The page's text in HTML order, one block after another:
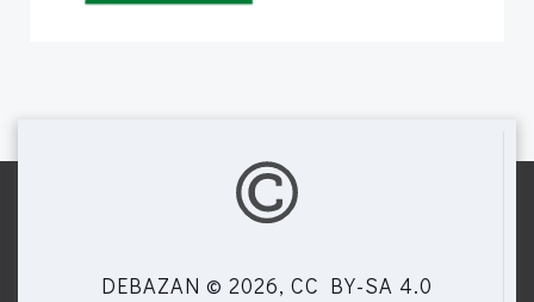
DEBAZAN © 2026, CC BY-SA 4.0